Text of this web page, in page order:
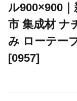
ル900×900
市 集成材 ナ
み ローテー
[0957]